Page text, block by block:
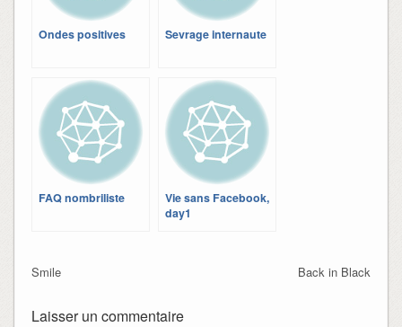
Ondes positives Sevrage internaute
FAQ nombriliste
Vie sans Facebook,
day1
Back in Black
Smile
Laisser un commentaire